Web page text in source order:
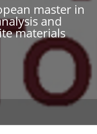
master in
and
materials